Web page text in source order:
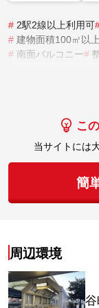
# 2駅2線以上利用可
# 建物面積100㎡以上
# 南面バルコニー#
実際に
こ
当サイトには
簡
周辺環境